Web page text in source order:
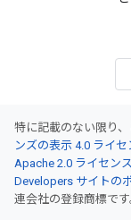
特に記載のない限り
ンズの表示 4.0 ライセ
Apache 2.0 ライセンス
Developers サイトの
連会社の登録商標です